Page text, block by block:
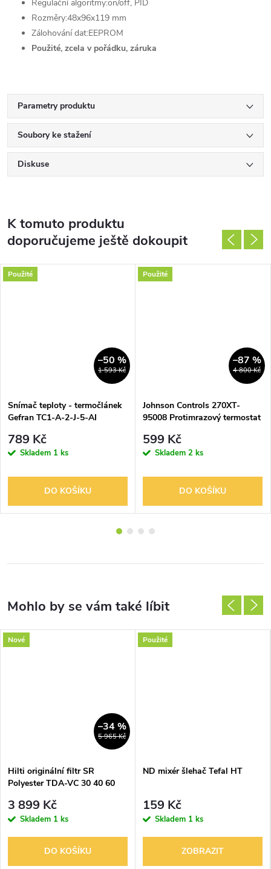
Regulační algoritmy:on/off, PID
Rozměry:48x96x119 mm
Zálohování dat:EEPROM
Použité, zcela v pořádku, záruka
Parametry produktu
Soubory ke stažení
Diskuse
K tomuto produktu
doporučujeme ještě dokoupit
Použité
1 593 Kč
–50 %
Snímač teploty - termočlánek
Gefran TC1-A-2-J-5-AI
789 Kč
Skladem 1 ks
DO KOŠÍKU
Použité
4 800 Kč
–87 %
Johnson Controls 270XT-
95008 Protimrazový termostat
kapiláry
599 Kč
Skladem 2 ks
DO KOŠÍKU
Nové
5 965 Kč
–34 %
Hilti originální filtr SR
Polyester TDA-VC 30 40 60
TDAVC60 pro vysavač 253566
3 899 Kč
Skladem 1 ks
DO KOŠÍKU
Použité
ND mixér šlehač Tefal HT
159 Kč
Skladem 1 ks
ZOBRAZIT